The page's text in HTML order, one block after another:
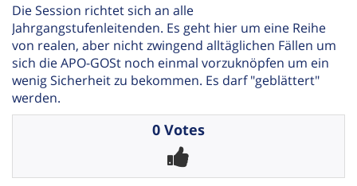
Die Session richtet sich an alle
Jahrgangstufenleitenden. Es geht hier um eine Reihe
von realen, aber nicht zwingend alltäglichen Fällen um
sich die APO-GOSt noch einmal vorzuknöpfen um ein
wenig Sicherheit zu bekommen. Es darf "geblättert"
werden.
0 Votes